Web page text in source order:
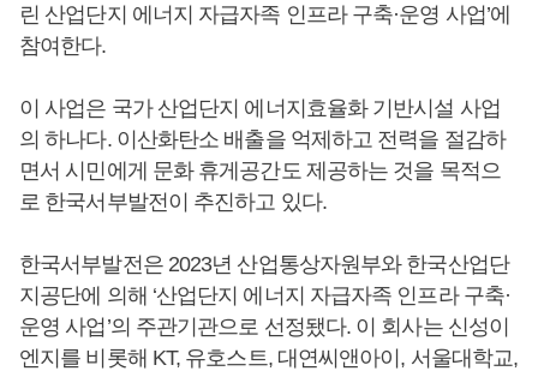
린 산업단지 에너지 자급자족 인프라 구축·운영 사업’에
참여한다.
이 사업은 국가 산업단지 에너지효율화 기반시설 사업
의 하나다. 이산화탄소 배출을 억제하고 전력을 절감하
면서 시민에게 문화 휴게공간도 제공하는 것을 목적으
로 한국서부발전이 추진하고 있다.
한국서부발전은 2023년 산업통상자원부와 한국산업단
지공단에 의해 ‘산업단지 에너지 자급자족 인프라 구축·
운영 사업’의 주관기관으로 선정됐다. 이 회사는 신성이
엔지를 비롯해 KT, 유호스트, 대연씨앤아이, 서울대학교,